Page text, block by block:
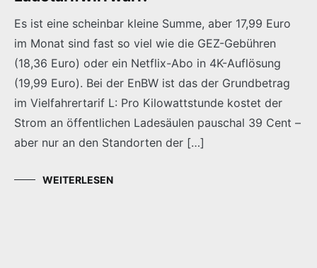
Es ist eine scheinbar kleine Summe, aber 17,99 Euro
im Monat sind fast so viel wie die GEZ-Gebühren
(18,36 Euro) oder ein Netflix-Abo in 4K-Auflösung
(19,99 Euro). Bei der EnBW ist das der Grundbetrag
im Vielfahrertarif L: Pro Kilowattstunde kostet der
Strom an öffentlichen Ladesäulen pauschal 39 Cent –
aber nur an den Standorten der […]
WEITERLESEN